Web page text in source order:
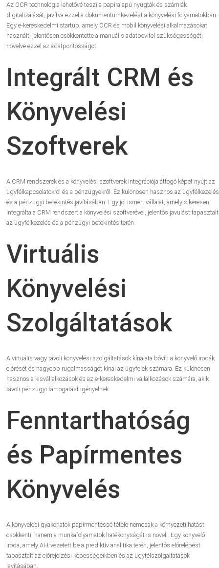
Az OCR technológia lehetővé teszi a papíralapú nyugták és számlák
digitalizálását, javítva ezzel a dokumentumkezelést a könyvelési folyamatokban.
Egy e-kereskedelmi startup, amely OCR és mobil könyvelési alkalmazásokat
használt, jelentősen csökkentette a manuális adatbevitel szükségességét,
növelve ezzel az adatpontosságot.
Integrált CRM és
Könyvelési
Szoftverek
A CRM rendszerek és a könyvelési szoftverek integrációja átfogó képet nyújt az
ügyfélkapcsolatokról és a pénzügyekről. Ez különösen hasznos az ügyfélkezelés
és a pénzügyi betekintés javításában. Egy jól ismert vállalat, amely sikeresen
integrálta a CRM rendszert a könyvelési szoftverével, jelentős javulást tapasztalt
az ügyfélkezelés és a pénzügyi betekintés terén.
Virtuális
Könyvelési
Szolgáltatások
A virtuális vagy távoli könyvelési szolgáltatások kínálata bővíti a könyvelő irodák
elérését és nagyobb rugalmasságot kínál az ügyfelek számára. Ez különösen
hasznos a kisvállalkozások és az e-kereskedelmi vállalkozások számára, akik
távoli pénzügyi támogatást igényelnek.
Fenntarthatóság
és Papírmentes
Könyvelés
A könyvelési gyakorlatok papírmentessé tétele nemcsak a környezeti hatást
csökkenti, hanem a munkafolyamatok hatékonyságát is növeli. Egy könyvelő
iroda, amely AI-t vezetett be a prediktív analitika terén, jelentős előrelépést
tapasztalt az előrejelzési képességeikben és az ügyfélszolgáltatások
javításában.